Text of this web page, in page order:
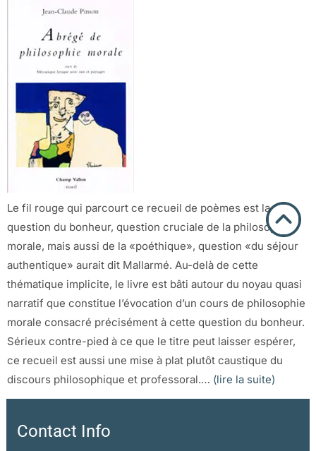
Le fil rouge qui parcourt ce recueil de poèmes est la
question du bonheur, question cruciale de la philosophie
morale, mais aussi de la «poéthique», question «du séjour
authentique» aurait dit Mallarmé. Au-delà de cette
thématique implicite, le livre est bâti autour du noyau quasi
narratif que constitue l’évocation d’un cours de philosophie
morale consacré précisément à cette question du bonheur.
Sérieux contre-pied à ce que le titre peut laisser espérer,
ce recueil est aussi une mise à plat plutôt caustique du
discours philosophique et professoral.… (lire la suite)
Contact Info